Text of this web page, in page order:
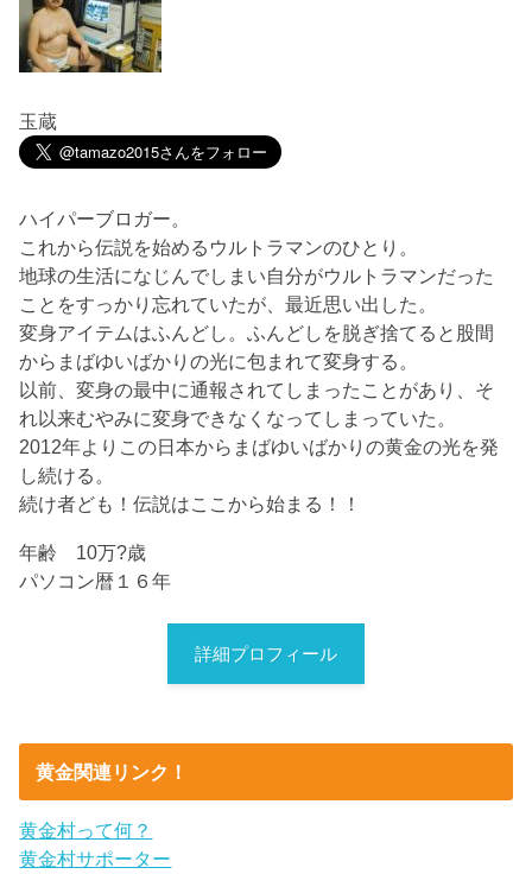
玉蔵
ハイパーブロガー。
これから伝説を始めるウルトラマンのひとり。
地球の生活になじんでしまい自分がウルトラマンだった
ことをすっかり忘れていたが、最近思い出した。
変身アイテムはふんどし。ふんどしを脱ぎ捨てると股間
からまばゆいばかりの光に包まれて変身する。
以前、変身の最中に通報されてしまったことがあり、そ
れ以来むやみに変身できなくなってしまっていた。
2012年よりこの日本からまばゆいばかりの黄金の光を発
し続ける。
続け者ども！伝説はここから始まる！！
年齢 10万?歳
パソコン暦１６年
詳細プロフィール
黄金関連リンク！
黄金村って何？
黄金村サポーター